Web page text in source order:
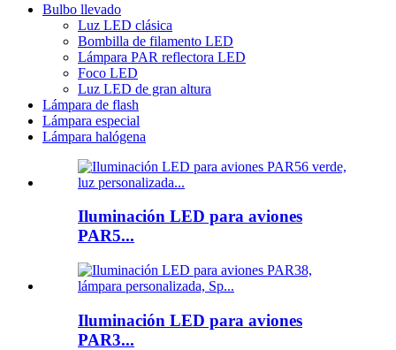
Bulbo llevado
Luz LED clásica
Bombilla de filamento LED
Lámpara PAR reflectora LED
Foco LED
Luz LED de gran altura
Lámpara de flash
Lámpara especial
Lámpara halógena
Iluminación LED para aviones
PAR5...
Iluminación LED para aviones
PAR3...